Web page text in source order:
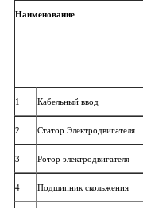
Наименование
1 Кабельный ввод
2 Статор Электродвигателя
3 Ротор электродвигателя
4 Подшипник скольжения